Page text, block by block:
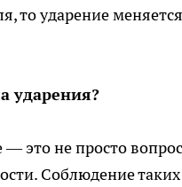
то ударение
ударения?
это не просто
Соблюдение